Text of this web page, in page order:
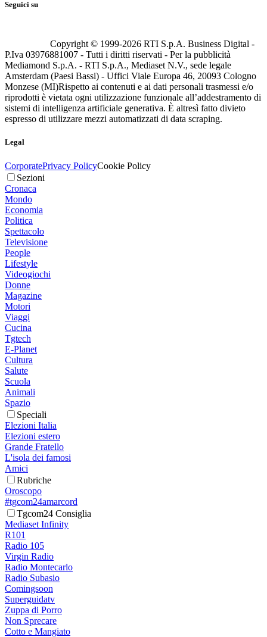
Seguici su
Copyright © 1999-2026 RTI S.p.A. Business Digital -
P.Iva 03976881007 - Tutti i diritti riservati - Per la pubblicità
Mediamond S.p.A. - RTI S.p.A., Mediaset N.V., sede legale
Amsterdam (Paesi Bassi) - Uffici Viale Europa 46, 20093 Cologno
Monzese (MI)Rispetto ai contenuti e ai dati personali trasmessi e/o
riprodotti è vietata ogni utilizzazione funzionale all’addestramento di
sistemi di intelligenza artificiale generativa. È altresì fatto divieto
espresso di utilizzare mezzi automatizzati di data scraping.
Legal
CorporatePrivacy PolicyCookie Policy
Sezioni
Cronaca
Mondo
Economia
Politica
Spettacolo
Televisione
People
Lifestyle
Videogiochi
Donne
Magazine
Motori
Viaggi
Cucina
Tgtech
E-Planet
Cultura
Salute
Scuola
Animali
Spazio
Speciali
Elezioni Italia
Elezioni estero
Grande Fratello
L'isola dei famosi
Amici
Rubriche
Oroscopo
#tgcom24amarcord
Tgcom24 Consiglia
Mediaset Infinity
R101
Radio 105
Virgin Radio
Radio Montecarlo
Radio Subasio
Comingsoon
Superguidatv
Zuppa di Porro
Non Sprecare
Cotto e Mangiato